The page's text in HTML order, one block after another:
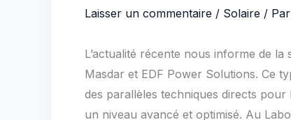
Laisser un commentaire / Solaire / Par
L’actualité récente nous informe de
Masdar et EDF Power Solutions. Ce
des parallèles techniques directs
un niveau avancé et optimisé. Au